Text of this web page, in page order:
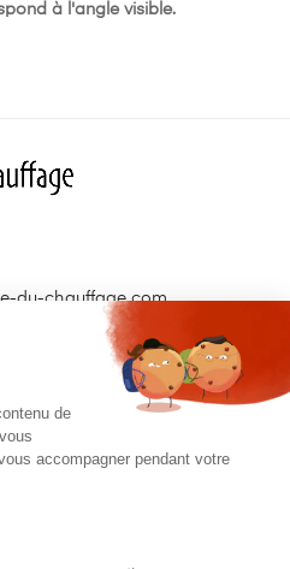
à l'angle visible.
du-chauffage.com

de
accompagner pendant votre